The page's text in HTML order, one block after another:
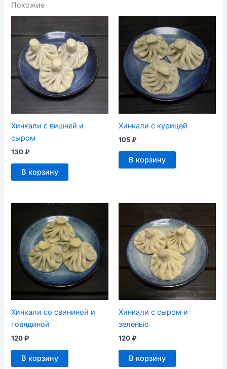
Похожие
Хинкали с вишней и
сыром
130₽
В корзину
Хинкали с курицей
105₽
В корзину
Хинкали со свининой и
говядиной
120₽
В корзину
Хинкали с сыром и
зеленью
120₽
В корзину